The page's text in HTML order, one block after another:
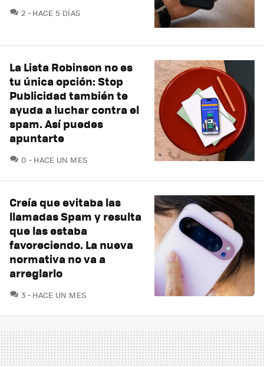
2 COMENTARIOS
HACE 5 DÍAS
La Lista Robinson no es
tu única opción: Stop
Publicidad también te
ayuda a luchar contra el
spam. Así puedes
apuntarte
0 COMENTARIOS
HACE UN MES
Creía que evitaba las
llamadas Spam y resulta
que las estaba
favoreciendo. La nueva
normativa no va a
arreglarlo
3 COMENTARIOS
HACE UN MES